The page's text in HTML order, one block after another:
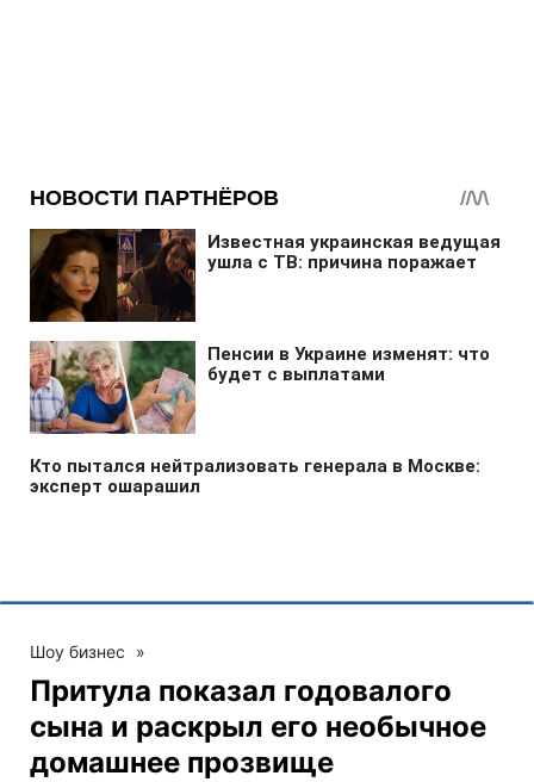
Шоу бизнес »
Притула показал годовалого
сына и раскрыл его необычное
домашнее прозвище